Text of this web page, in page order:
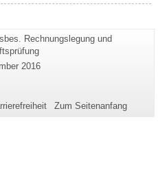
Zusätzliche
Informationen
zu
Seite
Rechnungslegung und
2016
Zum Seitenanfang